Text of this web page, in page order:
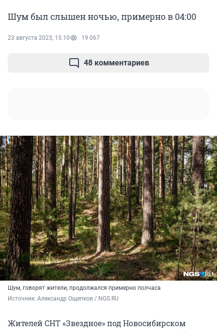
Шум был слышен ночью, примерно в 04:00
23 августа 2023, 15:10 19 067
48 комментариев
Шум, говорят жители, продолжался примерно полчаса
Источник: Александр Ощепков / NGS.RU
Жителей СНТ «Звездное» под Новосибирском